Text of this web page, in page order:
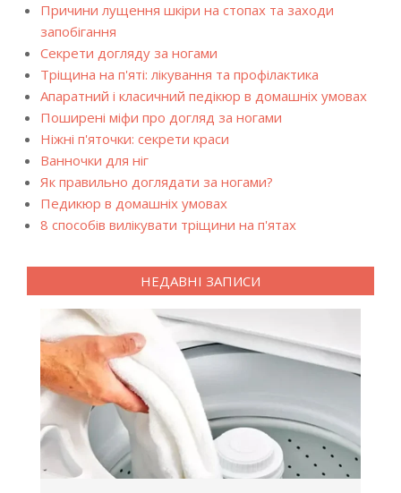
Причини лущення шкіри на стопах та заходи
запобігання
Секрети догляду за ногами
Тріщина на п'яті: лікування та профілактика
Апаратний і класичний педікюр в домашніх умовах
Поширені міфи про догляд за ногами
Ніжні п'яточки: секрети краси
Ванночки для ніг
Як правильно доглядати за ногами?
Педикюр в домашніх умовах
8 способів вилікувати тріщини на п'ятах
НЕДАВНІ ЗАПИСИ